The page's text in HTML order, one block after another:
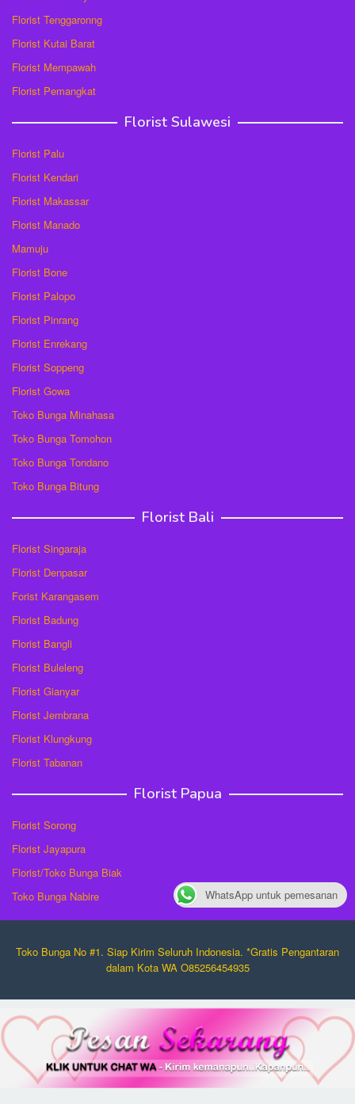
Florist Tenggaronng
Florist Kutai Barat
Florist Mempawah
Florist Pemangkat
Florist Sulawesi
Florist Palu
Florist Kendari
Florist Makassar
Florist Manado
Mamuju
Florist Bone
Florist Palopo
Florist Pinrang
Florist Enrekang
Florist Soppeng
Florist Gowa
Toko Bunga Minahasa
Toko Bunga Tomohon
Toko Bunga Tondano
Toko Bunga Bitung
Florist Bali
Florist Singaraja
Florist Denpasar
Forist Karangasem
Florist Badung
Florist Bangli
Florist Buleleng
Florist Gianyar
Florist Jembrana
Florist Klungkung
Florist Tabanan
Florist Papua
Florist Sorong
Florist Jayapura
Florist/Toko Bunga Biak
Toko Bunga Nabire
Toko Bunga No #1. Siap Kirim Seluruh Indonesia. *Gratis Pengantaran
dalam Kota WA O85256454935
WhatsApp untuk pemesanan